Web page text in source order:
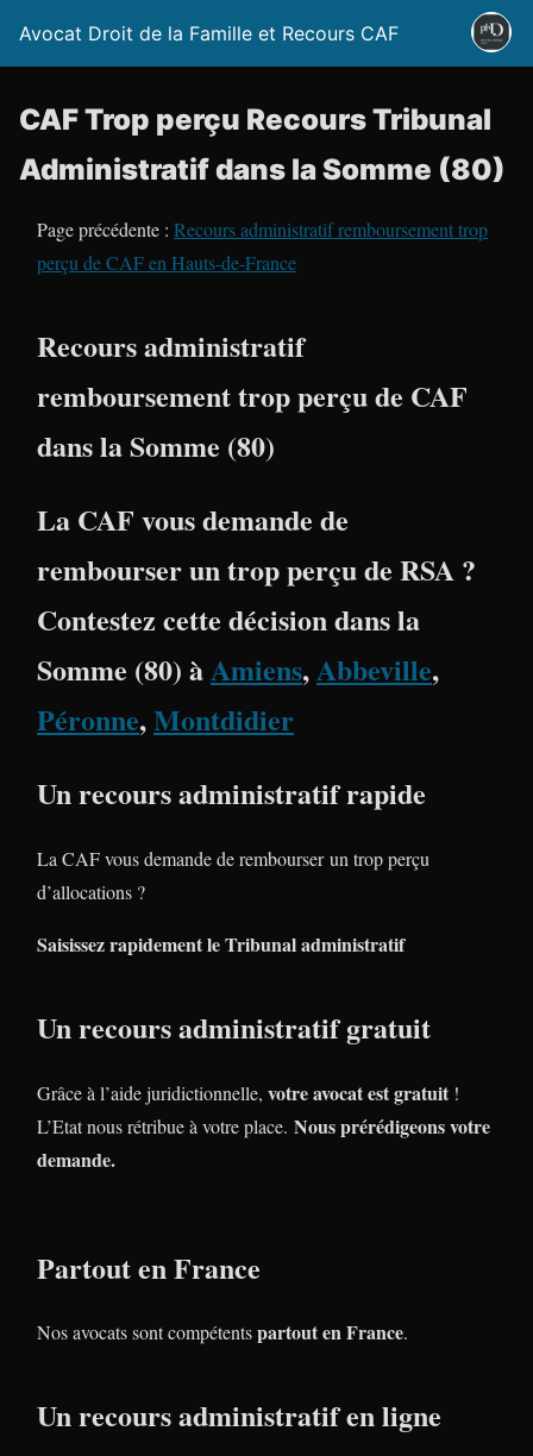
Avocat Droit de la Famille et Recours CAF
CAF Trop perçu Recours Tribunal
Administratif dans la Somme (80)
Page précédente : Recours administratif remboursement trop
perçu de CAF en Hauts-de-France
Recours administratif
remboursement trop perçu de CAF
dans la Somme (80)
La CAF vous demande de
rembourser un trop perçu de RSA ?
Contestez cette décision dans la
Somme (80) àAmiens,Abbeville,
Péronne,Montdidier
Un recours administratif rapide
La CAF vous demande de rembourser un trop perçu
d’allocations ?
Saisissez rapidement le Tribunal administratif
Un recours administratif gratuit
Grâce à l’aide juridictionnelle, votre avocat est gratuit !
L’Etat nous rétribue à votre place. Nous prérédigeons votre
demande.
Partout en France
Nos avocats sont compétentspartout en France.
Un recours administratif en ligne